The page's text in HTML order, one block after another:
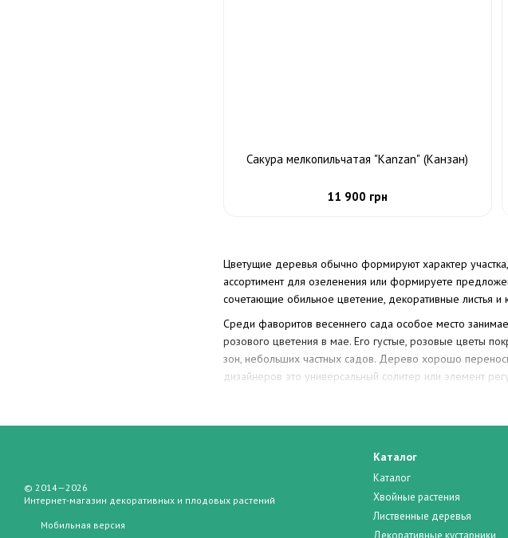
Цветущие деревья обычно формируют характер
ассортимент для озеленения или формируете
сочетающие обильное цветение, декоративные листья и
Среди фаворитов весеннего сада особое место
розового цветения в мае. Его густые, розовые цветы
зон, небольших частных садов. Дерево хорошо
дизайнеров это универсальный солитер или элемент
Для более выразительных текстур следует обратить
сливу, а осенью приобретают насыщенные красно-
удобным для городских посадок.
Среди деревьев с ярким сезонным эффектом особенно
Сакура мелкопильчатая "Kanzan" (Канзан)
11 900 грн
© 2014—2026
Интернет-магазин декоративных и плодовых растений
Мобильная версия
Каталог
Каталог
Хвойные растения
Лиственные деревья
Декоративные кустарники